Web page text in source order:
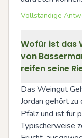
Vollständige
Wofür ist das
von
reifen seine
Das Weingut
Jordan gehört
Pfalz und ist für
Typischerweise